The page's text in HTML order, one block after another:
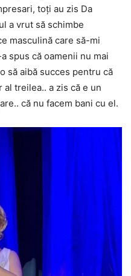
toți au zis Da
a vrut să schimbe
masculină care să-mi
spus că oamenii nu mai
să aibă succes pentru că
al treilea.. a zis că e un
că nu facem bani cu el.